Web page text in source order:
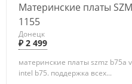
Материнские платы
1155
Донецк
₽ 2 499
материнские платы szmz b75a
intel b75. поддержка всех...